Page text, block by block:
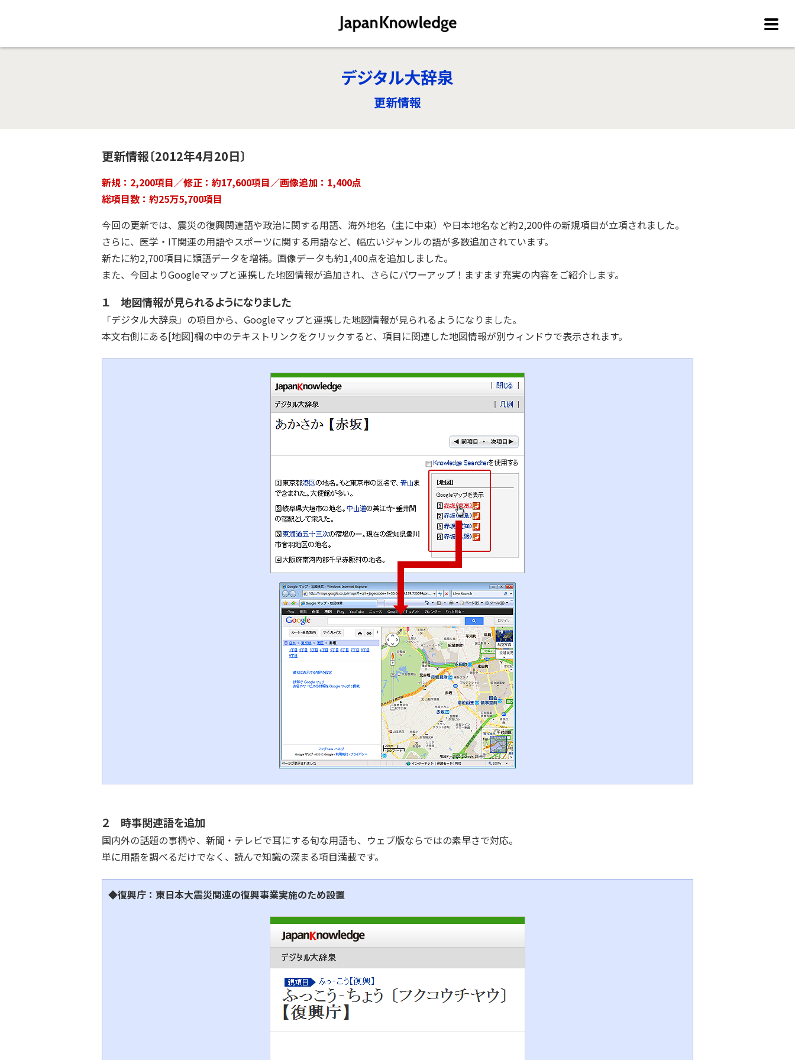
デジタル大辞泉
更新情報
更新情報〔2012年4月20日〕
新規：2,200項目／修正：約17,600項目／画像追加：1,400点
総項目数：約25万5,700項目
今回の更新では、震災の復興関連語や政治に関する用語、海外地名（主に中東）や日本地名など約2,200件の新規項目が立項されました。
さらに、医学・IT関連の用語やスポーツに関する用語など、幅広いジャンルの語が多数追加されています。
新たに約2,700項目に類語データを増補。画像データも約1,400点を追加しました。
また、今回よりGoogleマップと連携した地図情報が追加され、さらにパワーアップ！ますます充実の内容をご紹介します。
１ 地図情報が見られるようになりました
「デジタル大辞泉」の項目から、Googleマップと連携した地図情報が見られるようになりました。
本文右側にある[地図]欄の中のテキストリンクをクリックすると、項目に関連した地図情報が別ウィンドウで表示されます。
２ 時事関連語を追加
国内外の話題の事柄や、新聞・テレビで耳にする旬な用語も、ウェブ版ならではの素早さで対応。
単に用語を調べるだけでなく、読んで知識の深まる項目満載です。
◆復興庁：東日本大震災関連の復興事業実施のため設置